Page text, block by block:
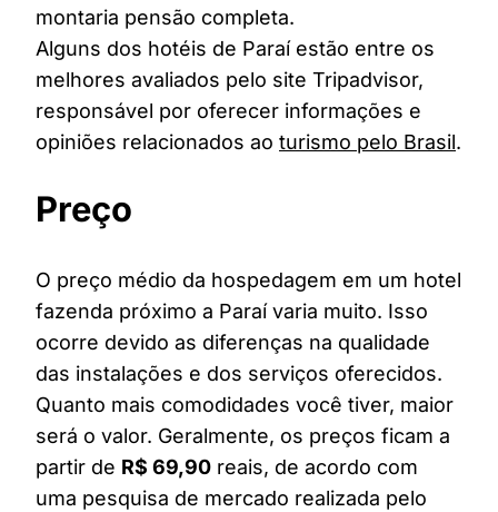
montaria pensão completa.
Alguns dos hotéis de Paraí estão entre os
melhores avaliados pelo site Tripadvisor,
responsável por oferecer informações e
opiniões relacionados ao turismo pelo Brasil.
Preço
O preço médio da hospedagem em um hotel
fazenda próximo a Paraí varia muito. Isso
ocorre devido as diferenças na qualidade
das instalações e dos serviços oferecidos.
Quanto mais comodidades você tiver, maior
será o valor. Geralmente, os preços ficam a
partir de R$ 69,90 reais, de acordo com
uma pesquisa de mercado realizada pelo